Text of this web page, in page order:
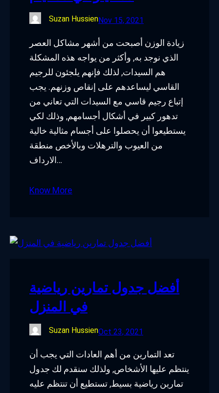
Suzan HussienNov 15, 2021
زيادة الوزن أصبحت من أشهر مشاكل العصر
الذي نوجد به, وأكثر من يواجه هذه المشكلة
هم السيدات, لذلك فإنهم يلجئون للرجيم
القاسي ليساعدهم على إنقاص وزنهم. يجب
إتباع رجيم قاسي مع السيدات التي تعاني من
تدهور كبير في أشكال أجسامهم, وذلك لكي
يستطيعوا أن يحصلوا على أجسام مثالية خالية
من العيوب والترهلات وبالأخص منطقة
الارداف…
Know More
أفضل جدول تمارين رياضية
في المنزل
Suzan HussienOct 23, 2021
تعد التمارين من أهم العادات التي يجب أن
ينتظم عليها الأشخاص, ولذلك سنقدم لك جدول
تمارين رياضية بسيط, تستطيع أن تنتظم عليه